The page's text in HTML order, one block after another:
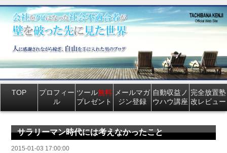
TOP
プロフィー
ル
ツール無料
プレゼント
メールマガ
ジン登録
自動収益ノ
ウハウ講座
完全放置塾
改レビュー
サラリーマン時代には考えなかったこと
2015-01-03 17:00:00